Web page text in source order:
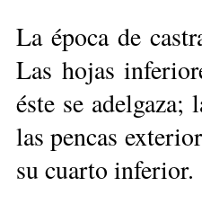
La época de
Las hojas
éste se
las pencas
su cuarto inferior.